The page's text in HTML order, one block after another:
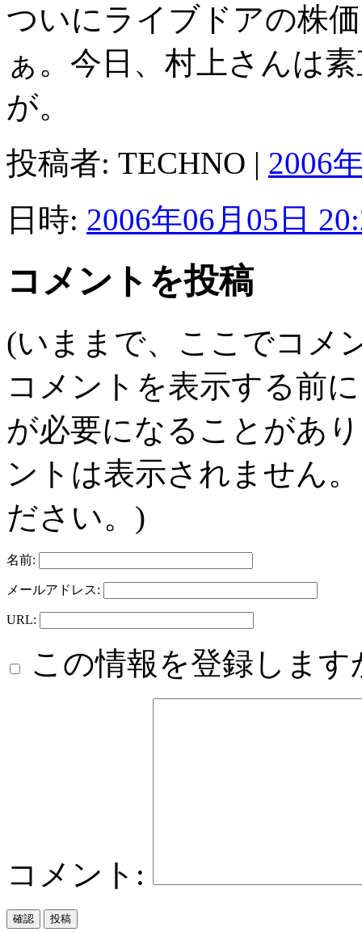
ついにライブドアの株
ぁ。今日、村上さんは
が。
投稿者: TECHNO | 2006
日時: 2006年06月05日
コメントを投稿
(いままで、ここでコメ
コメントを表示する前
が必要になることがあ
ントは表示されません
ださい。)
名前:
メールアドレス:
URL:
この情報を登録します
コメント: